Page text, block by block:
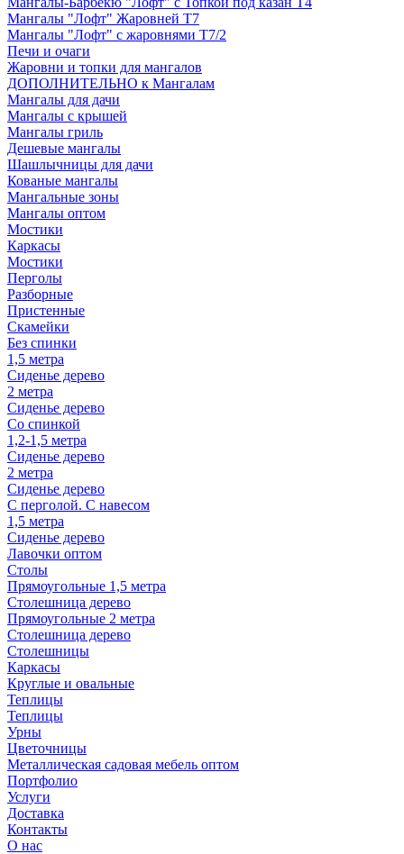
Мангалы "Лофт" Жаровней Т7
Мангалы "Лофт" с жаровнями Т7/2
Печи и очаги
Жаровни и топки для мангалов
ДОПОЛНИТЕЛЬНО к Мангалам
Мангалы для дачи
Мангалы с крышей
Мангалы гриль
Дешевые мангалы
Шашлычницы для дачи
Кованые мангалы
Мангальные зоны
Мангалы оптом
Мостики
Каркасы
Мостики
Перголы
Разборные
Пристенные
Скамейки
Без спинки
1,5 метра
Сиденье дерево
2 метра
Сиденье дерево
Со спинкой
1,2-1,5 метра
Сиденье дерево
2 метра
Сиденье дерево
С перголой. С навесом
1,5 метра
Сиденье дерево
Лавочки оптом
Столы
Прямоугольные 1,5 метра
Столешница дерево
Прямоугольные 2 метра
Столешница дерево
Столешницы
Каркасы
Круглые и овальные
Теплицы
Теплицы
Урны
Цветочницы
Металлическая садовая мебель оптом
Портфолио
Услуги
Доставка
Контакты
О нас